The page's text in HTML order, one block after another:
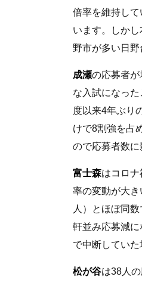
倍率を維持し
います。しか
野市が多い日野
成瀬の応募者
な入試になっ
度以来4年ぶり
けで8割強を占
ので応募者数に
富士森はコロ
率の変動が大
人）とほぼ同
軒並み応募減
で中断してい
松が谷は38人